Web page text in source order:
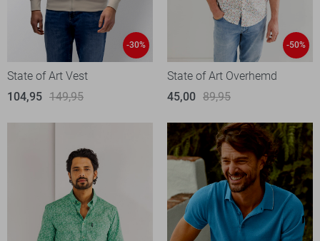
-30%
State of Art Vest
104,95 149,95
-50%
State of Art Overhemd
45,00 89,95